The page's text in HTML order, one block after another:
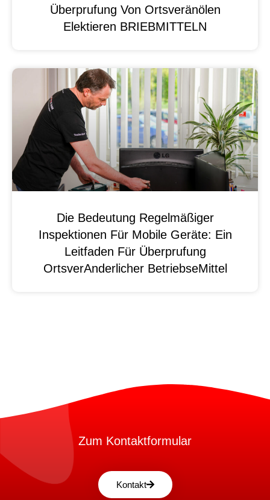
Überprufung Von Ortsveränölen
Elektieren BRIEBMITTELN
Die Bedeutung Regelmäßiger
Inspektionen Für Mobile Geräte: Ein
Leitfaden Für Überprufung
OrtsverAnderlicher BetriebseMittel
Zum Kontaktformular
Kontakt